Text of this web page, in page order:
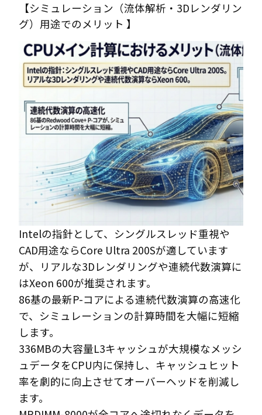
【シミュレーション（流体解析・3Dレンダリン
グ）用途でのメリット 】
Intelの指針として、シングルスレッド重視や
CAD用途ならCore Ultra 200Sが適しています
が、リアルな3Dレンダリングや連続代数演算に
はXeon 600が推奨されます。
86基の最新P-コアによる連続代数演算の高速化
で、シミュレーションの計算時間を大幅に短縮
します。
336MBの大容量L3キャッシュが大規模なメッシ
ュデータをCPU内に保持し、キャッシュヒット
率を劇的に向上させてオーバーヘッドを削減し
ます。